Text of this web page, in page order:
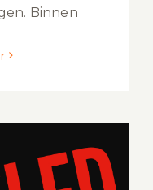
Binnen